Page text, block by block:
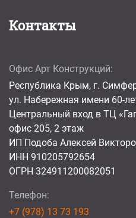
Контакты
Офис Арт Конструкций:
Республика Крым, г.
ул. Набережная имени 60-
Центральный вход в ТЦ
офис 205, 2 этаж
ИП Подоба Алексей
ИНН 910205792654
ОГРН 324911200082051
Телефон:
+7 (978) 13 73 193